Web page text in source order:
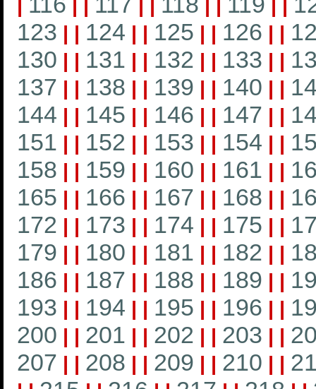
| | | | | | | | |
123 | | 124 | | 125 | | 126 | |
130 | | 131 | | 132 | | 133 | |
137 | | 138 | | 139 | | 140 | |
144 | | 145 | | 146 | | 147 | |
151 | | 152 | | 153 | | 154 | |
158 | | 159 | | 160 | | 161 | |
165 | | 166 | | 167 | | 168 | |
172 | | 173 | | 174 | | 175 | |
179 | | 180 | | 181 | | 182 | |
186 | | 187 | | 188 | | 189 | |
193 | | 194 | | 195 | | 196 | |
200 | | 201 | | 202 | | 203 | |
207 | | 208 | | 209 | | 210 | |